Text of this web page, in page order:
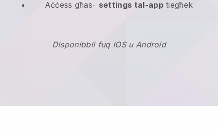
Aċċess għas- settings tal-apptiegħek
Disponibbli fuq IOS u Android